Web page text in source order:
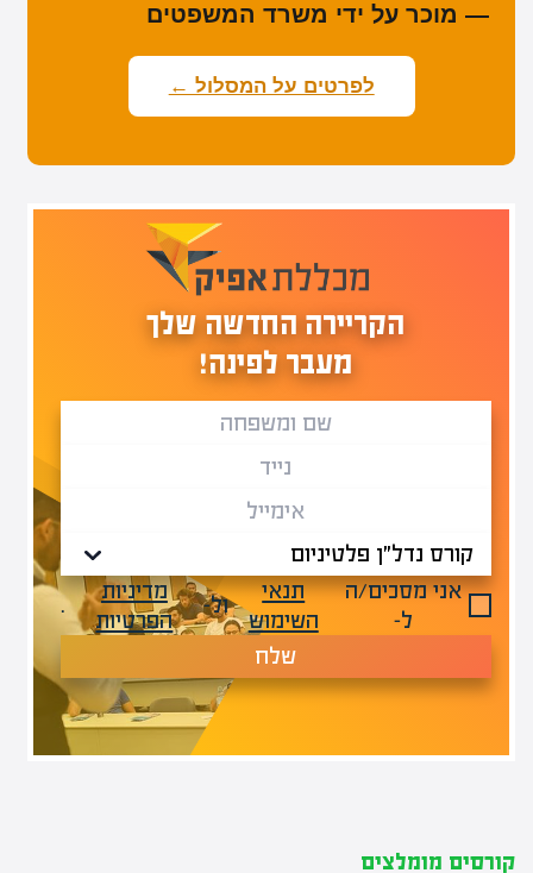
— מוכר על ידי משרד המשפטים
לפרטים על המסלול ←
הקריירה החדשה שלך
מעבר לפינה!
אני מסכים/ה
ל-
תנאי
השימוש
ול-
מדיניות
הפרטיות
.
שלח
קורסים מומלצים